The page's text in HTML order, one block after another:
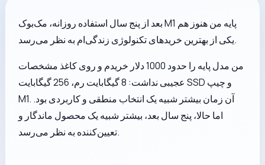
بعد از پنج سال استفاده روزانه، مک‌بوک M1 پایه من هنوز هم
یکی از بهترین خریدهای تکنولوژی زندگی‌ام به نظر می‌رسد.
من مدل پایه را حدود 1000 دلار خریدم و روی کاغذ مشخصات
عجیبی نداشت: 8 گیگابایت رم، 256 گیگابایت SSD و چیپ
M1. آن زمان بیشتر شبیه یک انتخاب منطقی و کاربردی بود.
اما حالا، پنج سال بعد، بیشتر شبیه یک محصول ماندگار و
تعیین‌کننده به نظر می‌رسد.